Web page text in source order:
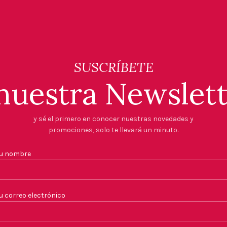
SUSCRÍBETE
y sé el primero en conocer nuestras novedades y
promociones, solo te llevará un minuto.
nombre
correo electrónico